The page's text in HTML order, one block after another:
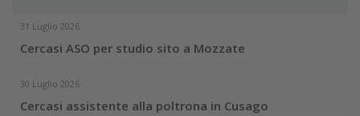
31 Luglio 2026
Cercasi ASO per studio sito a Mozzate
30 Luglio 2026
Cercasi assistente alla poltrona in Cusago